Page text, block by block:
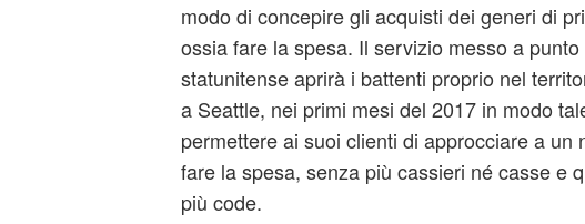
modo di concepire gli acquisti dei generi di
ossia fare la spesa. Il servizio messo a
statunitense aprirà i battenti proprio nel
a Seattle, nei primi mesi del 2017 in modo
permettere ai suoi clienti di approcciare a un
fare la spesa, senza più cassieri né casse e
più code.